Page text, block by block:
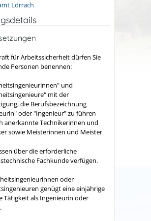
Lörrach
für Arbeitssicherheit dürfen Sie
Personen benennen:
und
mit der
die Berufsbezeichnung
oder "Ingenieur" zu führen
anerkannte Technikerinnen und
sowie Meisterinnen und Meister
über die erforderliche
Fachkunde verfügen.
oder
genügt eine einjährige
Tätigkeit als Ingenieurin oder